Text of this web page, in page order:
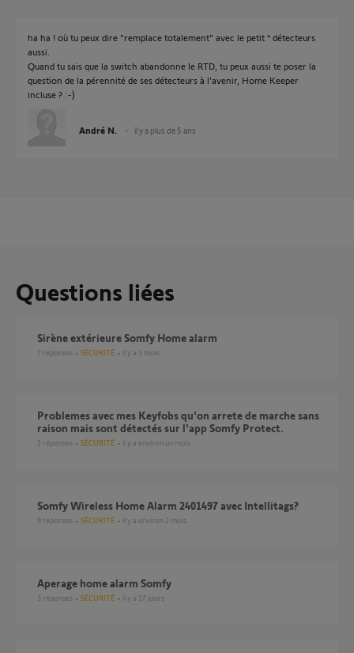
ha ha ! où tu peux dire "remplace totalement" avec le petit * détecteurs
aussi.
Quand tu sais que la switch abandonne le RTD, tu peux aussi te poser la
question de la pérennité de ses détecteurs à l'avenir, Home Keeper
incluse ? :-)
André N. il y a plus de 5 ans
Questions liées
Sirène extérieure Somfy Home alarm
7 réponses SÉCURITÉ il y a 3 mois
Problemes avec mes Keyfobs qu'on arrete de marche sans
raison mais sont détectés sur l'app Somfy Protect.
2 réponses SÉCURITÉ il y a environ un mois
Somfy Wireless Home Alarm 2401497 avec Intellitags?
9 réponses SÉCURITÉ il y a environ 2 mois
Aperage home alarm Somfy
3 réponses SÉCURITÉ il y a 17 jours